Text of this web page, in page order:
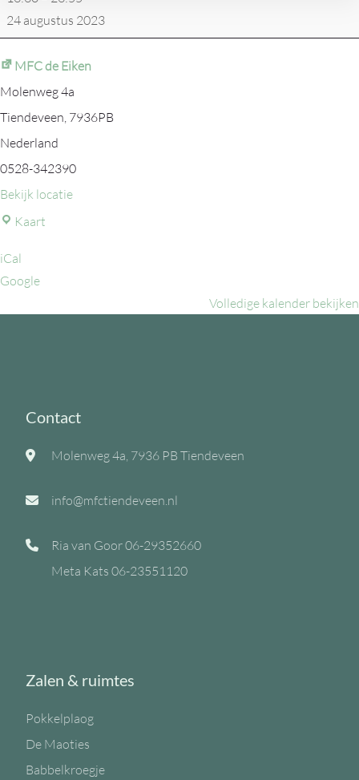
of24 augustus 2023
MFC de Eiken
Molenweg 4a
Tiendeveen, 7936PB
Nederland
0528-342390
Bekijk locatie
Kaart
iCal
Google
Volledige kalender bekijken
Contact
Molenweg 4a, 7936 PB Tiendeveen
info@mfctiendeveen.nl
Ria van Goor06-29352660
Meta Kats 06-23551120
Zalen & ruimtes
Pokkelplaog
De Maoties
Babbelkroegje